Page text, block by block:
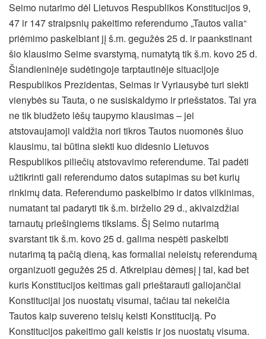
Seimo nutarimo dėl Lietuvos Respublikos Konstitucijos 9,
47 ir 147 straipsnių pakeitimo referendumo „Tautos valia“
priėmimo paskelbiant jį š.m. gegužės 25 d. ir paankstinant
šio klausimo Seime svarstymą, numatytą tik š.m. kovo 25 d.
Šiandieninėje sudėtingoje tarptautinėje situacijoje
Respublikos Prezidentas, Seimas ir Vyriausybė turi siekti
vienybės su Tauta, o ne susiskaldymo ir priešstatos. Tai yra
ne tik biudžeto lėšų taupymo klausimas – jei
atstovaujamoji valdžia nori tikros Tautos nuomonės šiuo
klausimu, tai būtina siekti kuo didesnio Lietuvos
Respublikos piliečių atstovavimo referendume. Tai padėti
užtikrinti gali referendumo datos sutapimas su bet kurių
rinkimų data. Referendumo paskelbimo ir datos vilkinimas,
numatant tai padaryti tik š.m. birželio 29 d., akivaizdžiai
tarnautų priešingiems tikslams. Šį Seimo nutarimą
svarstant tik š.m. kovo 25 d. galima nespėti paskelbti
nutarimą tą pačią dieną, kas formaliai neleistų referendumą
organizuoti gegužės 25 d. Atkreipiau dėmesį į tai, kad bet
kuris Konstitucijos keitimas gali prieštarauti galiojančiai
Konstitucijai jos nuostatų visumai, tačiau tai nekeičia
Tautos kaip suvereno teisių keisti Konstituciją. Po
Konstitucijos pakeitimo gali keistis ir jos nuostatų visuma.